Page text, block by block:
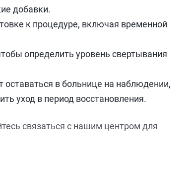
добавки.
к процедуре, включая временной
определить уровень свертывания
в больнице на наблюдении,
уход в период восстановления.
связаться с нашим центром для